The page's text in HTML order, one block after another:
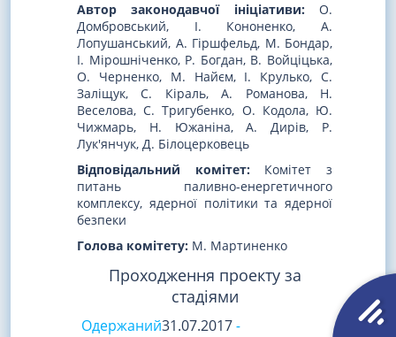
Автор законодавчої ініціативи:О.
Домбровський, І. Кононенко, А.
Лопушанський, А. Гіршфельд, М. Бондар,
І. Мірошніченко, Р. Богдан, В. Войціцька,
О. Черненко, М. Найєм, І. Крулько, С.
Заліщук, С. Кіраль, А. Романова, Н.
Веселова, С. Тригубенко, О. Кодола, Ю.
Чижмарь, Н. Южаніна, А. Дирів, Р.
Лук'янчук, Д. Білоцерковець
Відповідальний комітет:Комітет з
питань паливно-енергетичного
комплексу, ядерної політики та ядерної
безпеки
Голова комітету: М. Мартиненко
Проходження проекту за
стадіями
Одержаний31.07.2017-